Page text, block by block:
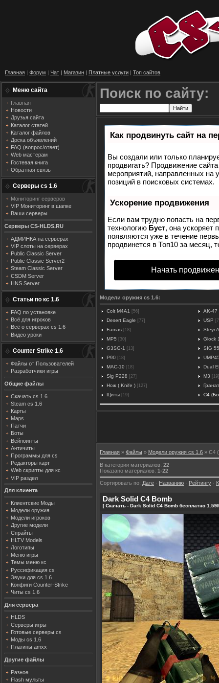
Главная | Форум | Чат | Магазин | Платные услуги | Топ сайтов
Меню сайта
Главная
Новости
Друзья сайта
Каталог статей
Каталог файлов
Доска объявлений
FAQ (вопрос/ответ)
Web мастерам
Гостевая книга
Обратная связь
Серверы cs 1.6
Мониторинг серверов
VIP Мониторинг в шапке
Ваши серверы
Серверы CS-HLDS.RU
АДМИНКА на серверах
VIP слоты на серверах
Public Classic Server
Public Classic Server2
Steam Classic Server
CSDM Server
HNS Server
Статьи по кс 1.6
FAQ по установке
Всё для игроков
Всё о серверах cs 1.6
Видео уроки
Counter Strike 1.6
Файлы от Пользователей
Разработчики игры
Общие файлы
Скачать cs 1.6
Steam cs 1.6
Карты
Maps
Патчи
Боты
Вейпоинты
Античиты
Программы для cs
Редакторы карт
Web скрипты для кс
VIP раздел
Для клиента
Клиентские Моды
Модели оружия
Модели игроков
Другие модели
Спрайты
HLTV Models
Логотипы
Меню игры
Темы меню кс
Руссификация cs
Звуки для cs 1.6
Конфиги Counter-Strike
Читы cs 1.6
Для сервера
HLDS
Серверы игры
Готовые серверы cs
Моды cs 1.6
Плагины amxx
Другие файлы
Разное
Flash мульты
Поиск по сайту:
Как продвинуть сайт на
Вы создали или только
продвигать? Продвижение
мероприятий, направленных на
позиций в поисковых системах.
Ускорение продвижения
Если вам трудно попасть на
технологию Буст, она ускоряет
появляются уже в течение
продвинется в Топ10 за месяц,
Начать
Модели оружия cs 1.6:
Colt M4A1 [56]
AK-47
Desert Eagle
[77] USP
Famas [18]
Steyr
MP5
[30]
Glock
G3SG-1
[13]
SIG
P90
[18]
MAC-10
[18]
Dual
Sig P228
[27] M3 [19]
Нож ( Knife ) [127]
Щиты
[19] C4
Главная » Файлы » Модели оружия cs 1.6 » C4
В категории материалов: 22
Показано материалов: 1-22
Сортировать по: Дате · Названию · Рейтингу ·
Dark Solid C4 Bomb
[ Скачать - Dark Solid C4 Bomb бесплатно